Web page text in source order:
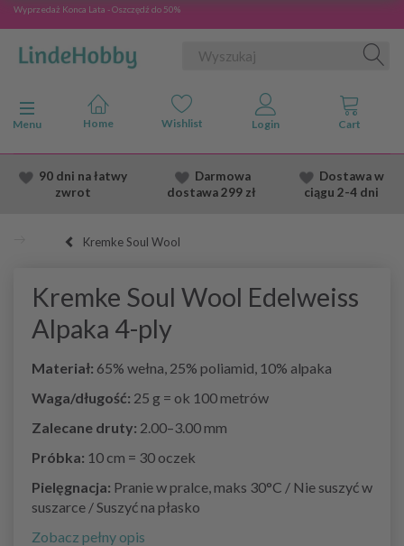
Wyprzedaż Konca Lata - Oszczędź do 50%
Przełącz nawigację
Menu
90 dni na łatwy
zwrot
Darmowa
dostawa299 zł
Dostawaw
ciągu 2-4 dni
Kremke Soul Wool
Kremke Soul Wool Edelweiss
Alpaka 4-ply
Materiał: 65% wełna, 25% poliamid, 10% alpaka
Waga/długość: 25 g = ok 100 metrów
Zalecane druty: 2.00–3.00 mm
Próbka: 10 cm = 30 oczek
Pielęgnacja: Pranie w pralce, maks 30°C / Nie suszyć w
suszarce / Suszyć na płasko
Zobacz pełny opis